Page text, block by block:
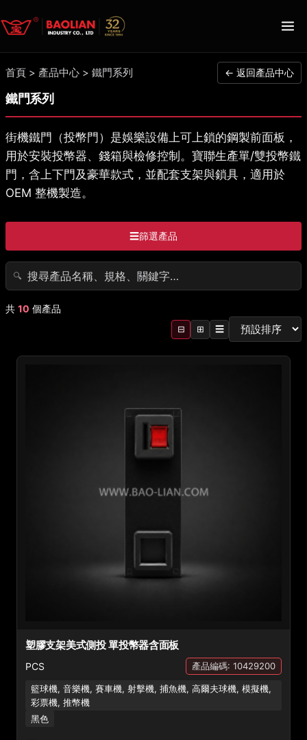
首頁 > 產品中心 > 鐵門系列 ← 返回產品中心
鐵門系列
街機鐵門（投幣門）是娛樂設備上可上鎖的鋼製前面板，
用於安裝投幣器、錢箱與檢修控制。寶聯生產單/雙投幣鐵
門，含上下門及豪華款式，並配套支架與鎖具，適用於
OEM 整機製造。
☰篩選產品
🔍
共 10 個產品
⊟ ⊞ ☰
塑膠支架美式側投 單投幣器含面板
PCS 產品編碼: 10429200
籃球機, 音樂機, 賽車機, 射擊機, 捕魚機, 高爾夫球機, 模擬機,
彩票機, 推幣機
黑色